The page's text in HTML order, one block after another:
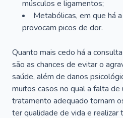
músculos e ligamentos;
Metabólicas, em que há
provocam picos de dor.
Quanto mais cedo há a
são as chances de evitar o
saúde, além de danos
muitos casos no qual a falta de
tratamento adequado tornam
ter qualidade de vida e realizar